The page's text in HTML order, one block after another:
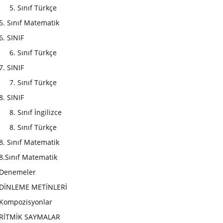
5. Sınıf Türkçe
5. Sınıf Matematik
SINIF
6. Sınıf Türkçe
SINIF
7. Sınıf Türkçe
SINIF
8. Sınıf İngilizce
8. Sınıf Türkçe
Sınıf Matematik
Matematik
Denemeler
DİNLEME METİNLERİ
Kompozisyonlar
RİTMİK SAYMALAR